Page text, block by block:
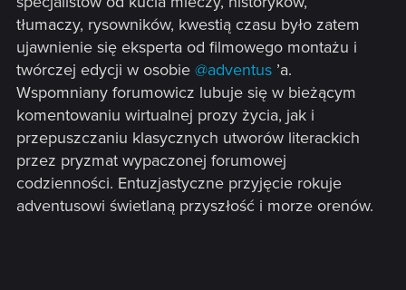
tłumaczy, rysowników, kwestią czasu było zatem
ujawnienie się eksperta od filmowego montażu i
twórczej edycji w osobie @adventus ’a.
Wspomniany forumowicz lubuje się w bieżącym
komentowaniu wirtualnej prozy życia, jak i
przepuszczaniu klasycznych utworów literackich
przez pryzmat wypaczonej forumowej
codzienności. Entuzjastyczne przyjęcie rokuje
adventusowi świetlaną przyszłość i morze orenów.